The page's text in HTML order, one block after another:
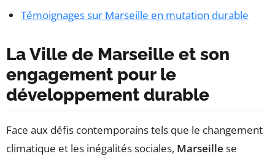
Témoignages sur Marseille en mutation durable
La Ville de Marseille et son
engagement pour le
développement durable
Face aux défis contemporains tels que le changement
climatique et les inégalités sociales, Marseille se